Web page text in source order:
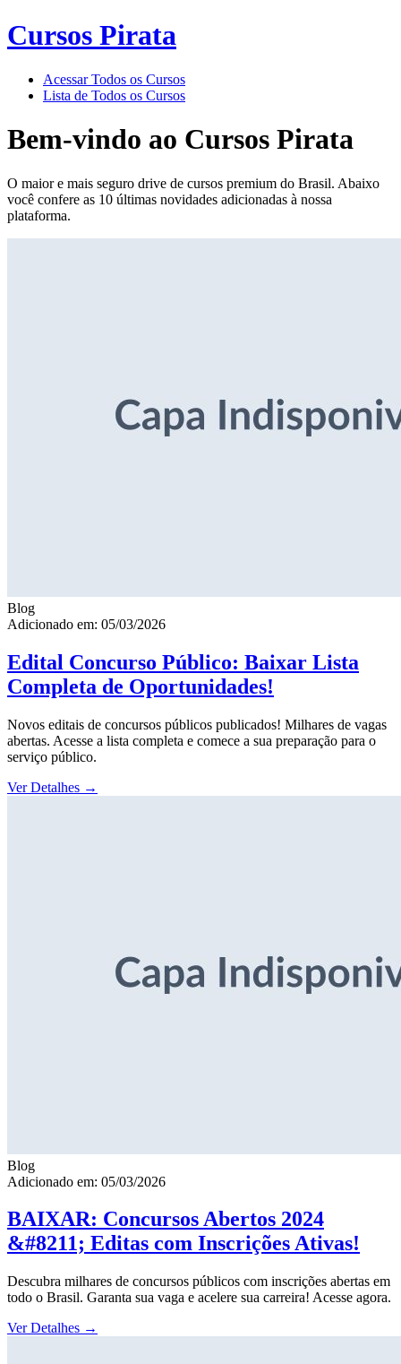
Cursos Pirata
Acessar Todos os Cursos
Lista de Todos os Cursos
Bem-vindo ao Cursos Pirata
O maior e mais seguro drive de cursos premium do Brasil. Abaixo
você confere as 10 últimas novidades adicionadas à nossa
plataforma.
Blog
Adicionado em: 05/03/2026
Edital Concurso Público: Baixar Lista
Completa de Oportunidades!
Novos editais de concursos públicos publicados! Milhares de vagas
abertas. Acesse a lista completa e comece a sua preparação para o
serviço público.
Ver Detalhes →
Blog
Adicionado em: 05/03/2026
BAIXAR: Concursos Abertos 2024
&#8211; Editas com Inscrições Ativas!
Descubra milhares de concursos públicos com inscrições abertas em
todo o Brasil. Garanta sua vaga e acelere sua carreira! Acesse agora.
Ver Detalhes →